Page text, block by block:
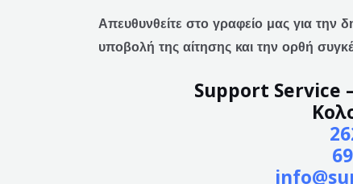
Απευθυνθείτε στο γραφείο μας για την
υποβολή της αίτησης και την ορθή
Support Service